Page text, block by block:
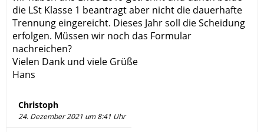
die LSt Klasse 1 beantragt aber nicht die dauerhafte
Trennung eingereicht. Dieses Jahr soll die Scheidung
erfolgen. Müssen wir noch das Formular
nachreichen?
Vielen Dank und viele Grüße
Hans
Christoph
24. Dezember 2021 um 8:41 Uhr